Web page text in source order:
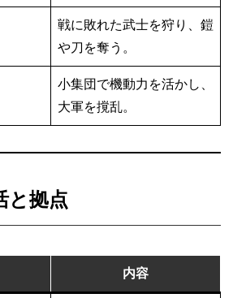
戦に敗れた武士を狩り、鎧
や刀を奪う。
小集団で機動力を活かし、
大軍を撹乱。
と拠点
内容